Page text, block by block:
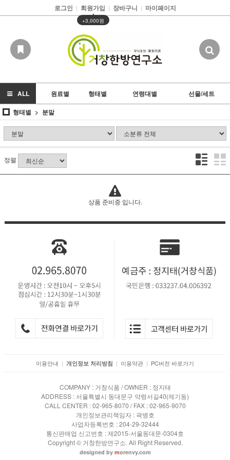
로그인 | 회원가입 |
▲
+3,000원
장바구니 | 마이페이지
ALL 원료별 형태별 연령대별
선물/세트
형태별
분말
정렬
상품 준비중 입니다.
이용안내 | 개인정보 처리방침 | 이용약관 | PC버전 바로가기
COMPANY : 거창식품 / OWNER : 정지태
ADDRESS : 서울특별시 동대문구 약령서길40(제기동)
CALL CENTER : 02-965-8070 / FAX : 02-965-9070
개인정보관리책임자 : 곽병호
사업자등록번호 : 204-29-32444
통신판매업 신고번호 : 제2015-서울동대문-0304호
Copyright © 거창한방연구소. All Right Reserved.
designed by morenvy.com